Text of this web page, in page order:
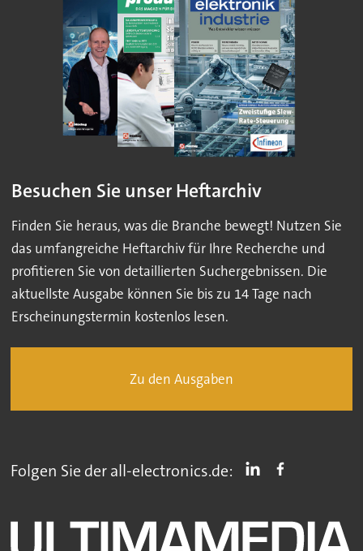
Besuchen Sie unser Heftarchiv
Finden Sie heraus, was die Branche bewegt! Nutzen Sie
das umfangreiche Heftarchiv für Ihre Recherche und
profitieren Sie von detaillierten Suchergebnissen. Die
aktuellste Ausgabe können Sie bis zu 14 Tage nach
Erscheinungstermin kostenlos lesen.
Zu den Ausgaben
Folgen Sie der all-electronics.de: